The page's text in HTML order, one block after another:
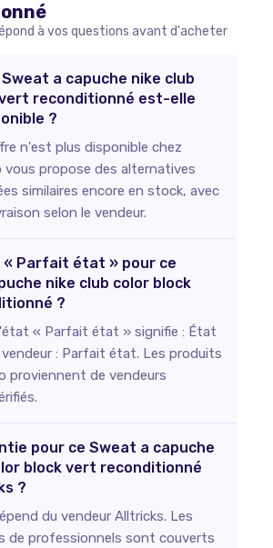
à vos questions avant d'acheter
a capuche nike club
reconditionné est-elle
?
n'est plus disponible chez
vous propose des alternatives
similaires encore en stock, avec
selon le vendeur.
« Parfait état » pour ce
nike club color block
?
« Parfait état » signifie : État
vendeur : Parfait état. Les produits
proviennent de vendeurs
pour ce Sweat a capuche
block vert reconditionné
?
du vendeur Alltricks. Les
de professionnels sont couverts